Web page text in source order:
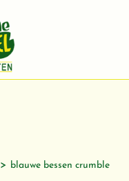
> blauwe bessen crumble